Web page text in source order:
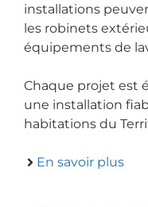
installations
les robinets
équipements de
Chaque projet est
une installation
habitations du
En savoir plus